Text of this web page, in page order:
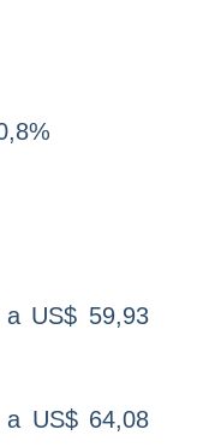
a US$ 59,93
a US$ 64,08